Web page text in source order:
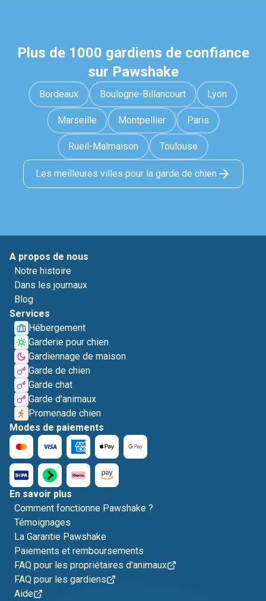
Plus de 1000 gardiens de confiance
sur Pawshake
Bordeaux Boulogne-Billancourt Lyon
Marseille Montpellier Paris
Rueil-Malmaison Toulouse
Les meilleures villes pour la garde de chien
A propos de nous
Notre histoire
Dans les journaux
Blog
Services
Hébergement
Garderie pour chien
Gardiennage de maison
Garde de chien
Garde chat
Garde d'animaux
Promenade chien
Modes de paiements
En savoir plus
Comment fonctionne Pawshake ?
Témoignages
La Garantie Pawshake
Paiements et remboursements
FAQ pour les propriétaires d'animaux
FAQ pour les gardiens
Aide